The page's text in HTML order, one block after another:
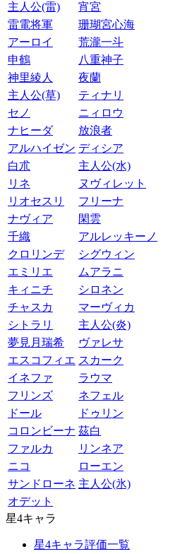
主人公(雷)
宵宮
雷電将軍
珊瑚宮心海
アーロイ
荒瀧一斗
申鶴
八重神子
神里綾人
夜蘭
主人公(草)
ティナリ
セノ
ニィロウ
ナヒーダ
放浪者
アルハイゼン ディシア
白朮
主人公(水)
リネ
ヌヴィレット
リオセスリ
フリーナ
ナヴィア
閑雲
千織
アルレッキーノ
クロリンデ
シグウィン
エミリエ
ムアラニ
キィニチ
シロネン
チャスカ
マーヴィカ
シトラリ
主人公(炎)
夢見月瑞希
ヴァレサ
エスコフィエ スカーク
イネファ
ラウマ
フリンズ
ネフェル
ドール
ドゥリン
コロンビーナ 茲白
ファルカ
リンネア
ニコ
ローエン
サンドローネ 主人公(氷)
オデット
星4キャラ
星4キャラ評価一覧